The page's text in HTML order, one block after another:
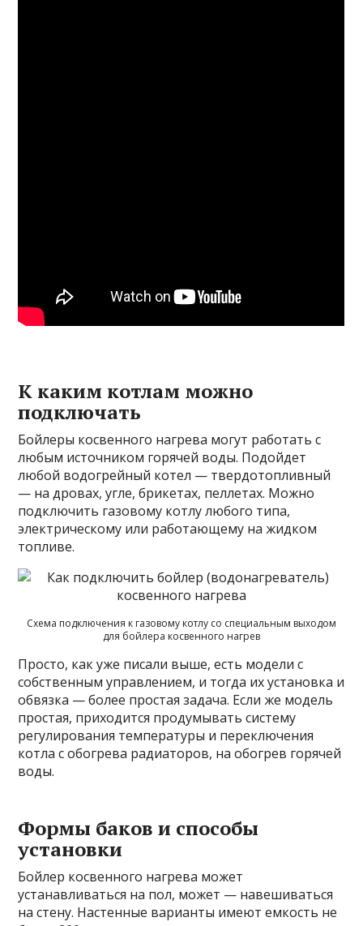
К каким котлам можно
подключать
Бойлеры косвенного нагрева могут работать с
любым источником горячей воды. Подойдет
любой водогрейный котел — твердотопливный
— на дровах, угле, брикетах, пеллетах. Можно
подключить газовому котлу любого типа,
электрическому или работающему на жидком
топливе.
Схема подключения к газовому котлу со специальным выходом
для бойлера косвенного нагрев
Просто, как уже писали выше, есть модели с
собственным управлением, и тогда их установка и
обвязка — более простая задача. Если же модель
простая, приходится продумывать систему
регулирования температуры и переключения
котла с обогрева радиаторов, на обогрев горячей
воды.
Формы баков и способы
установки
Бойлер косвенного нагрева может
устанавливаться на пол, может — навешиваться
на стену. Настенные варианты имеют емкость не